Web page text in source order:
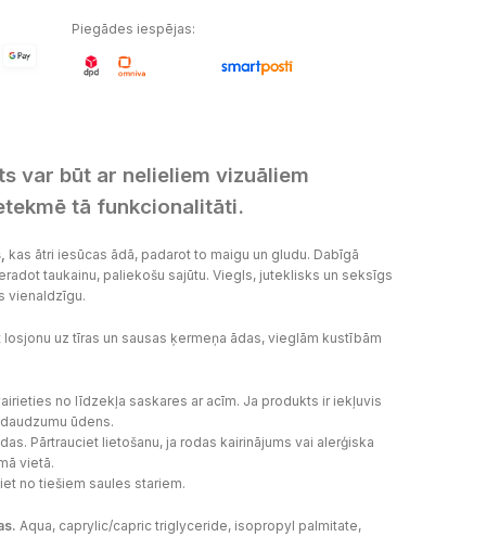
Piegādes iespējas:
var būt ar nelieliem vizuāliem
tā funkcionalitāti.
kas ātri iesūcas ādā, padarot to maigu un gludu. Dabīgā
taukainu, paliekošu sajūtu. Viegls, juteklisks un seksīgs
vienaldzīgu.
uz tīras un sausas ķermeņa ādas, vieglām kustībām
no līdzekļa saskares ar acīm. Ja produkts ir iekļuvis
ūdens.
das. Pārtrauciet lietošanu, ja rodas kairinājums vai alerģiska
vietā.
no tiešiem saules stariem.
Aqua, caprylic/capric triglyceride, isopropyl palmitate,